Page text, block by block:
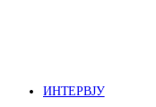
ИНТЕРВЈУ